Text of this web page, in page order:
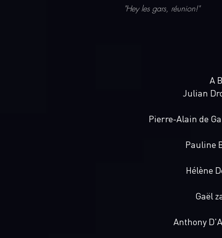
"Hey les gars, réunion!"
A
Julian
Pierre-Alain de
Pauline
Hélène
Gaël
Anthony